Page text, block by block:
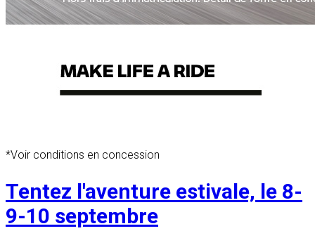
*Voir conditions en concession
Tentez l'aventure estivale, le 8-
9-10 septembre